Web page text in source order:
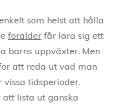
som helst att hålla
förälder får lära sig ett
barns uppväxter. Men
att reda ut vad man
tidsperioder.
lista ut ganska